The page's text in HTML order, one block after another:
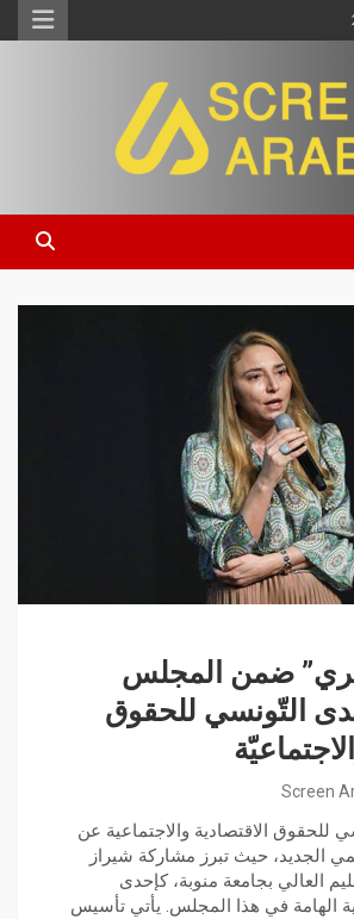
ضمن المجلس
التّونسي للحقوق
Screen
للحقوق الاقتصادية والاجتماعية عن
الجديد، حيث تبرز مشاركة شيراز
العالي بجامعة منوبة، كإحدى
الهامة في هذا المجلس. يأتي تأسيس